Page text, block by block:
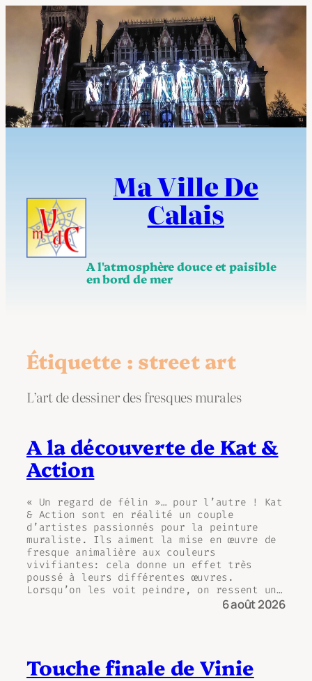
contenu
Ma Ville De
Calais
A l'atmosphère douce et paisible
en bord de mer
Étiquette : street art
L’art de dessiner des fresques murales
A la découverte de Kat &
Action
« Un regard de félin »… pour l’autre ! Kat
& Action sont en réalité un couple
d’artistes passionnés pour la peinture
muraliste. Ils aiment la mise en œuvre de
fresque animalière aux couleurs
vivifiantes: cela donne un effet très
poussé à leurs différentes œuvres.
Lorsqu’on les voit peindre, on ressent un…
6 août 2026
Touche finale de Vinie